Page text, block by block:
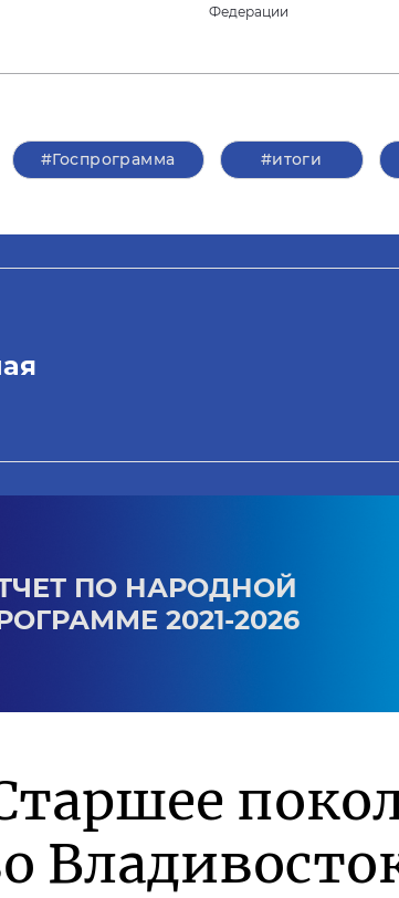
Федерации
#Госпрограмма #итоги
ПО НАРОДНОЙ
2021-2026